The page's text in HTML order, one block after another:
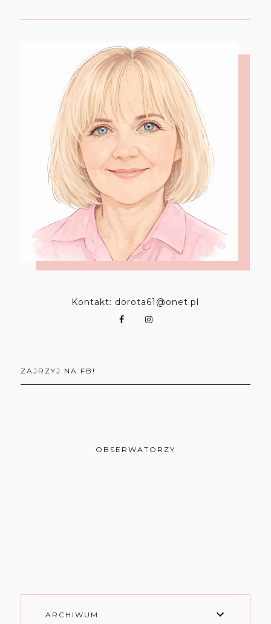
Kontakt: dorota61@onet.pl
ZAJRZYJ NA FB!
OBSERWATORZY
ARCHIWUM